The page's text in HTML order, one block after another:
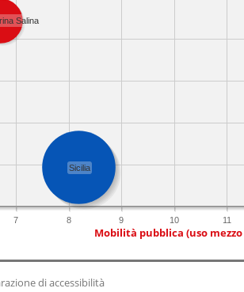
7 8 9 10 11
Sicilia
Salina
Mobilità pubblica (uso
di accessibilità